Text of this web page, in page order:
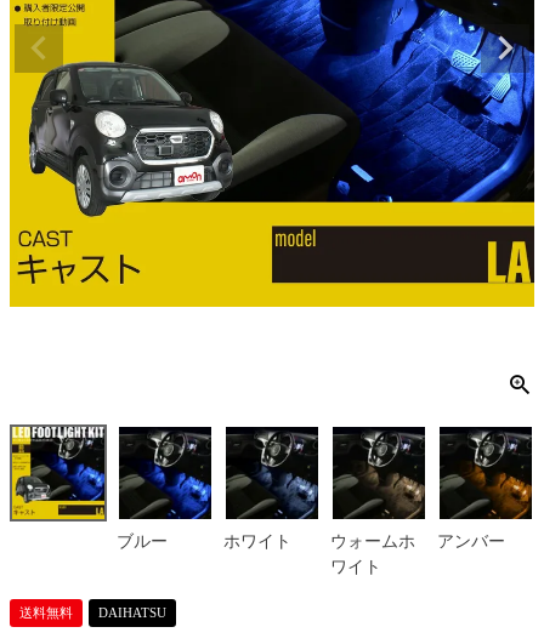
ブルー ホワイト
ウォームホ
ワイト
アンバー
送料無料 DAIHATSU